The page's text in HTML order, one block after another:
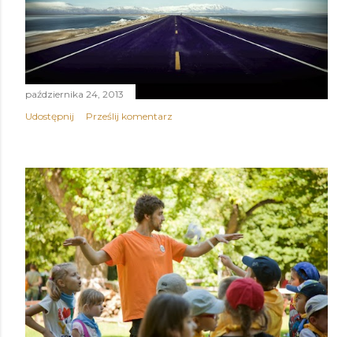
października 24, 2013
Udostępnij
Prześlij komentarz